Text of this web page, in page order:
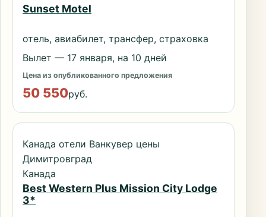
Sunset Motel
отель, авиабилет, трансфер, страховка
Вылет — 17 января, на 10 дней
Цена из опубликованного предложения
50 550руб.
Канада отели Ванкувер цены
Димитровград
Канада
Best Western Plus Mission City Lodge
3*